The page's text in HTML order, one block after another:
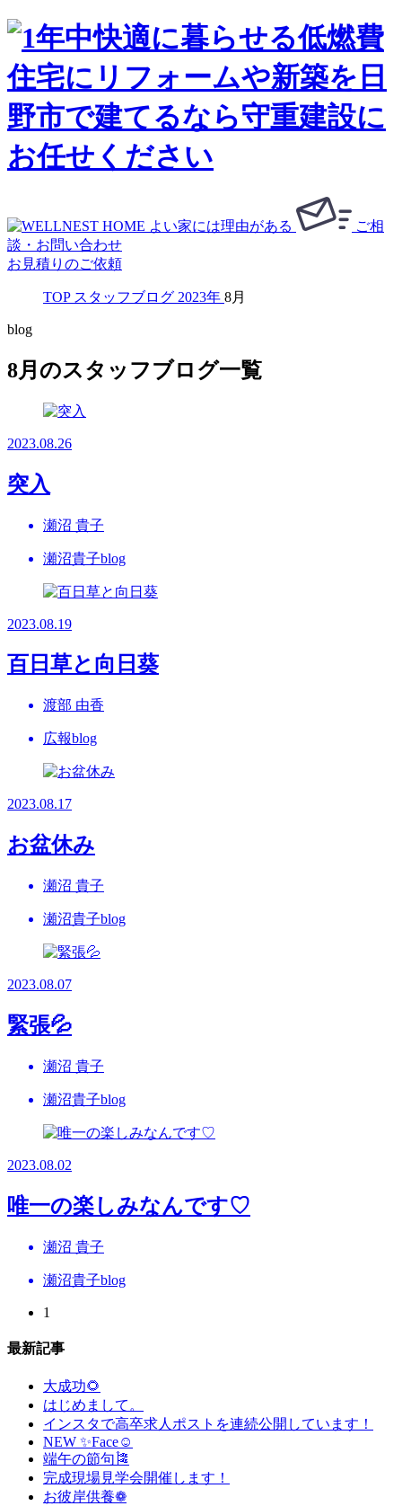
ご相
談・お問い合わせ
お見積りのご依頼
TOP スタッフブログ 2023年 8月
blog
8月のスタッフブログ一覧
2023.08.26
突入
瀬沼 貴子
瀬沼貴子blog
2023.08.19
百日草と向日葵
渡部 由香
広報blog
2023.08.17
お盆休み
瀬沼 貴子
瀬沼貴子blog
2023.08.07
緊張💦
瀬沼 貴子
瀬沼貴子blog
2023.08.02
唯一の楽しみなんです♡
瀬沼 貴子
瀬沼貴子blog
1
最新記事
大成功🌻
はじめまして。
インスタで高卒求人ポストを連続公開しています！
NEW ✨Face☺
端午の節句🎏
完成現場見学会開催します！
お彼岸供養❁